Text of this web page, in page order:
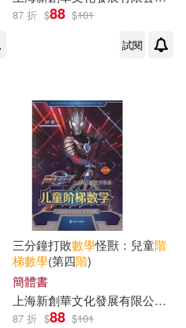
87 折 $88 $101
試閱
三分鐘打敗數學怪獸：兒童階
梯數學(第四階)
簡體書
上海新創華文化發展有限公司（編）
87 折 $88 $101